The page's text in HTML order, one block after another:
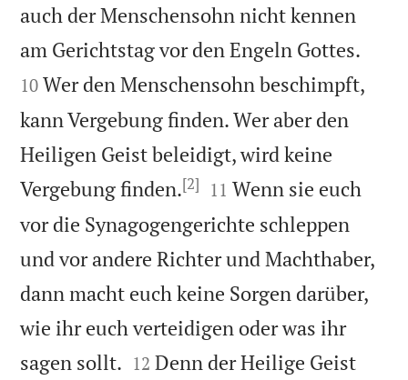
auch der Menschensohn nicht kennen
am Gerichtstag vor den Engeln Gottes.
10 Wer den Menschensohn beschimpft,
kann Vergebung finden. Wer aber den
Heiligen Geist beleidigt, wird keine
Vergebung finden.[2] 

11 Wenn sie euch
vor die Synagogengerichte schleppen
und vor andere Richter und Machthaber,
dann macht euch keine Sorgen darüber,
wie ihr euch verteidigen oder was ihr
sagen sollt. 

12 Denn der Heilige Geist